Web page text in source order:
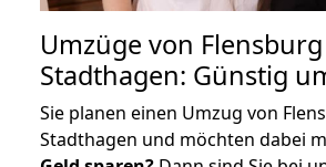
Umzüge von
Stadthagen: Günstig
Sie planen einen Umzug von
Stadthagen und möchten dabei